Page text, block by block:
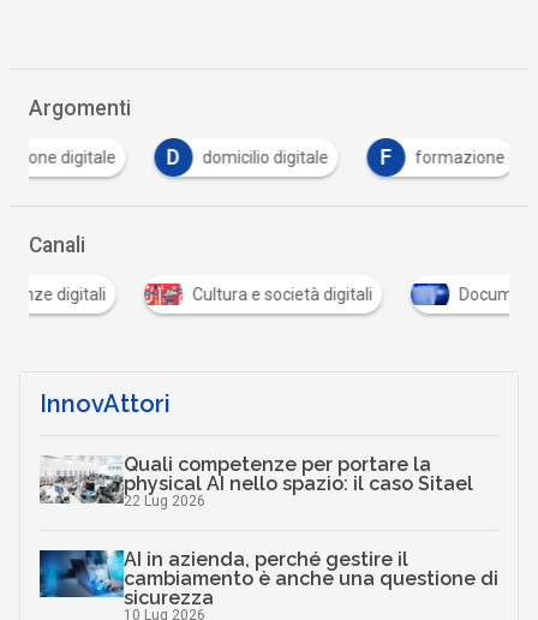
Argomenti
D domicilio digitale F formazione pagopa
Canali
Cultura e società digitali Documenti digitali
InnovAttori
Quali competenze per portare la
physical AI nello spazio: il caso Sitael
22 Lug 2026
AI in azienda, perché gestire il
cambiamento è anche una questione di
sicurezza
10 Lug 2026